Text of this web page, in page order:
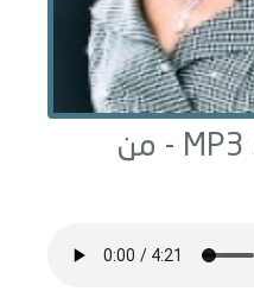
MP3 - من